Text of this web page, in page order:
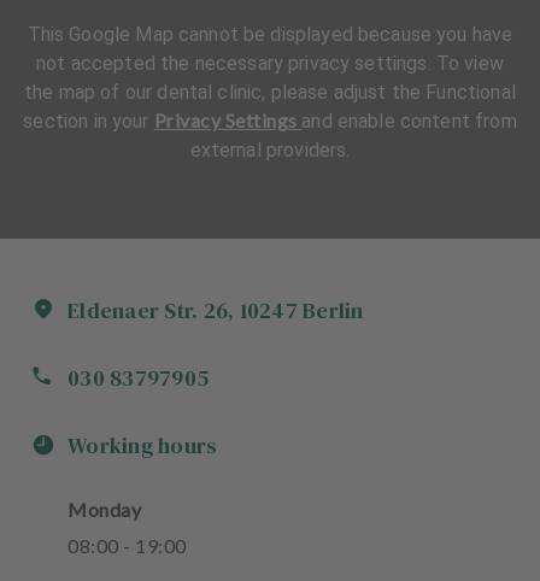
Eldenaer Str. 26, 10247 Berlin
030 83797905
Working hours
Monday
08:00 - 19:00
This Google Map cannot be displayed because you have
not accepted the necessary privacy settings. To view
the map of our dental clinic, please adjust the Functional
section in your Privacy Settings and enable content from
external providers.